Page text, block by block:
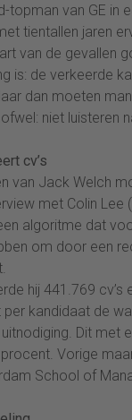
topman van GE in
tientallen jaren
van de gevallen
is: de verkeerde
dan moeten
niet luisteren
cv’s
van Jack Welch
met Colin Lee
algoritme dat
om door een
hij 441.769 cv’s
kandidaat de
Dit met
Vorige
School of